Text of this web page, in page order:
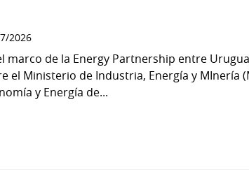
2026
marco de la Energy Partnership entre
el Ministerio de Industria, Energía y MInería
y Energía de...